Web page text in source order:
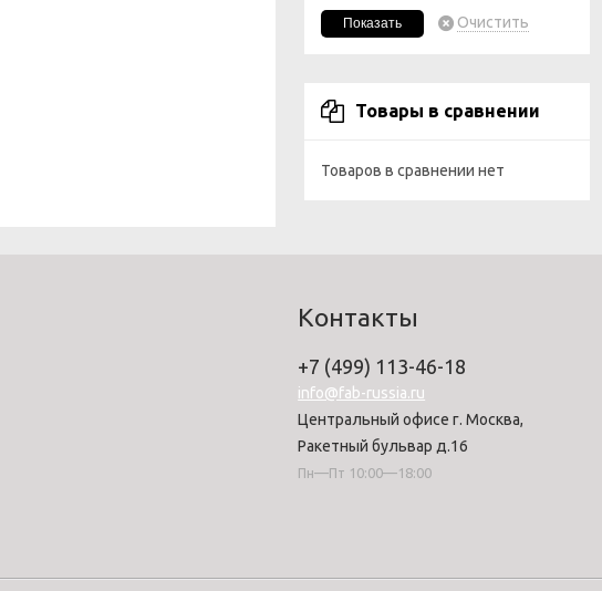
Очистить
Товары в сравнении
Товаров в сравнении нет
Контакты
+7 (499) 113-46-18
info@fab-russia.ru
Центральный офисе г. Москва,
Ракетный бульвар д.16
Пн—Пт 10:00—18:00